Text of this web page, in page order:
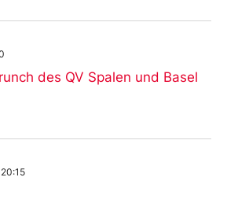
des QV Spalen und Basel